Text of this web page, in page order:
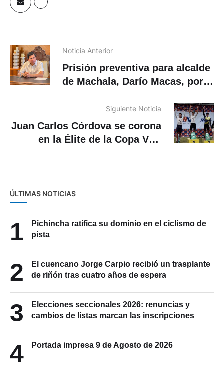
Noticia Anterior
Prisión preventiva para alcalde
de Machala, Darío Macas, por
Siguiente Noticia
Juan Carlos Córdova se corona
en la Élite de la Copa VAZ
ÚLTIMAS NOTICIAS
1
Pichincha ratifica su dominio en el ciclismo de
pista
2
El cuencano Jorge Carpio recibió un trasplante
de riñón tras cuatro años de espera
3
Elecciones seccionales 2026: renuncias y
cambios de listas marcan las inscripciones
4 Portada impresa 9 de Agosto de 2026